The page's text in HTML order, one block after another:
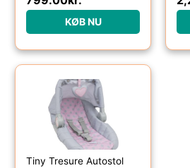
KØB NU
Tiny Tresure Autostol